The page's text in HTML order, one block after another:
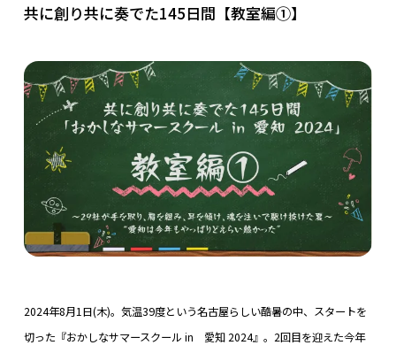
共に創り共に奏でた145日間【教室編①】
2024年8月1日(木)。気温39度という名古屋らしい酷暑の中、スタートを
切った『おかしなサマースクール in 愛知 2024』。2回目を迎えた今年